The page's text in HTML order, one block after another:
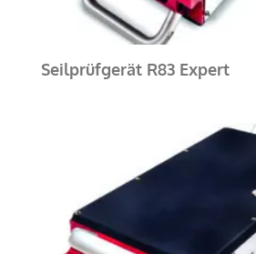
Seilprüfgerät R83 Expert